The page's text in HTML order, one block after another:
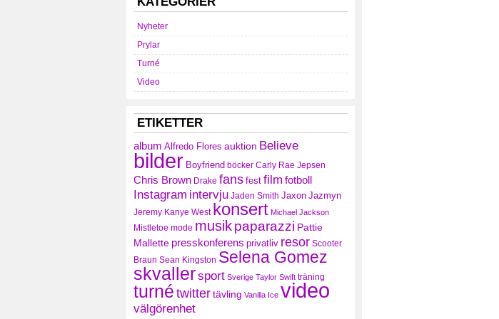
Nyheter
Prylar
Turné
Video
ETIKETTER
album Alfredo Flores auktion Believe
bilder Boyfriend böcker Carly Rae Jepsen
Chris Brown Drake fans fest film fotboll
Instagram intervju Jaden Smith Jaxon Jazmyn
Jeremy Kanye West konsert Michael Jackson
Mistletoe mode musikpaparazzi Pattie
Mallette presskonferens privatliv resor Scooter
Braun Sean Kingston Selena Gomez
skvallersport Sverige Taylor Swift träning
turné twittertävling Vanilla Ice video
välgörenhet